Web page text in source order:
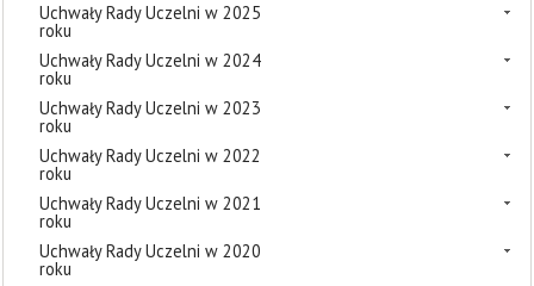
Uchwały Rady Uczelni w 2025
roku
Uchwały Rady Uczelni w 2024
roku
Uchwały Rady Uczelni w 2023
roku
Uchwały Rady Uczelni w 2022
roku
Uchwały Rady Uczelni w 2021
roku
Uchwały Rady Uczelni w 2020
roku